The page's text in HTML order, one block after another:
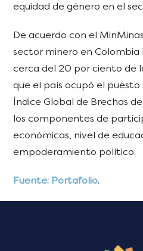
equidad de género en el
De acuerdo con el
sector minero en Colombia
cerca del 20 por ciento de
que el país ocupó el
Índice Global de Brechas
los componentes de
económicas, nivel de
empoderamiento político.
Fuente: Portafolio.